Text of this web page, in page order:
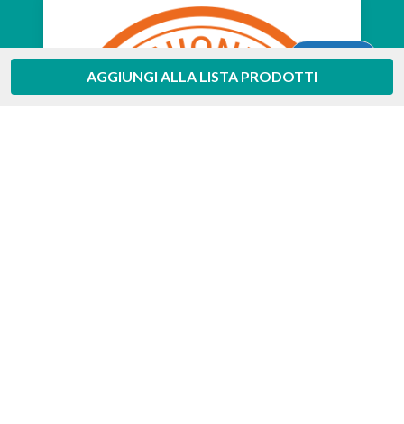
AGGIUNGI ALLA LISTA PRODOTTI
Aiuto